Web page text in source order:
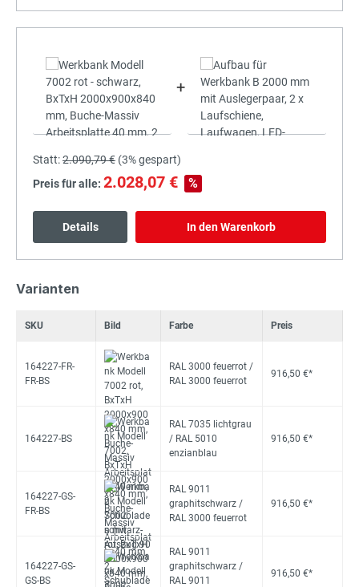
+
Statt:2.090,79 € (3%gespart)
Preis für alle: 2.028,07 € %
Details In den Warenkorb
Varianten
SKU Bild Farbe Preis
164227-FR-
FR-BS
RAL 3000 feuerrot /
RAL 3000 feuerrot
916,50 €*
164227-BS
RAL 7035 lichtgrau
/ RAL 5010
enzianblau
916,50 €*
164227-GS-
FR-BS
RAL 9011
graphitschwarz /
RAL 3000 feuerrot
916,50 €*
164227-GS-
GS-BS
RAL 9011
graphitschwarz /
RAL 9011
916,50 €*